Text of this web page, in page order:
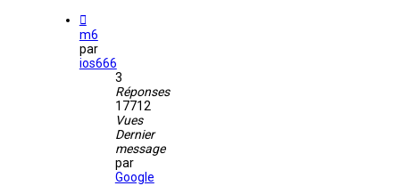
m6
par
ios666
3
Réponses
17712
Vues
Dernier
message
par
Google